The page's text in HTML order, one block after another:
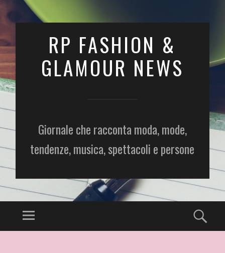
RP FASHION &
GLAMOUR NEWS
Giornale che racconta moda, mode,
tendenze, musica, spettacoli e persone